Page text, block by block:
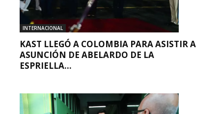
INTERNACIONAL
KAST LLEGÓ A COLOMBIA PARA ASISTIR A
ASUNCIÓN DE ABELARDO DE LA
ESPRIELLA...